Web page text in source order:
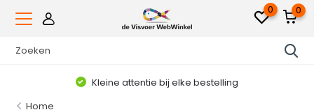
0 0
Kleine attentie bij elke bestelling
Home